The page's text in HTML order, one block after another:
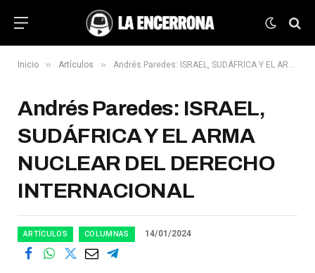
Inicio » Artículos » Andrés Paredes: ISRAEL, SUDÁFRICA Y EL ARMA NUCLEAR DEL DERECHO INTERNACIONAL
Andrés Paredes: ISRAEL,
SUDÁFRICA Y EL ARMA
NUCLEAR DEL DERECHO
INTERNACIONAL
ARTÍCULOS COLUMNAS 14/01/2024